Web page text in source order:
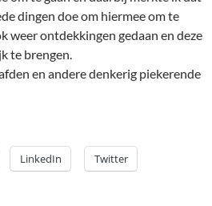
dingen doe om hiermee om te
weer ontdekkingen gedaan en deze
te brengen.
en andere denkerig piekerende
LinkedIn Twitter